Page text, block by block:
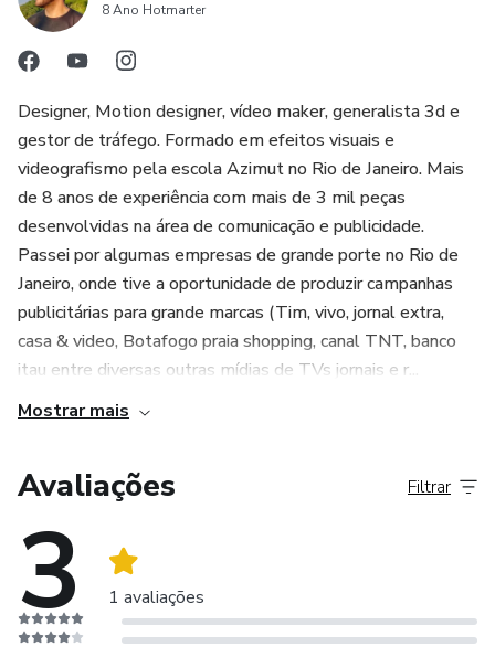
8 Ano Hotmarter
Designer, Motion designer, vídeo maker, generalista 3d e
gestor de tráfego. Formado em efeitos visuais e
videografismo pela escola Azimut no Rio de Janeiro. Mais
de 8 anos de experiência com mais de 3 mil peças
desenvolvidas na área de comunicação e publicidade.
Passei por algumas empresas de grande porte no Rio de
Janeiro, onde tive a oportunidade de produzir campanhas
publicitárias para grande marcas (Tim, vivo, jornal extra,
casa & video, Botafogo praia shopping, canal TNT, banco
itau entre diversas outras mídias de TVs jornais e r...
Mostrar mais
Avaliações
3 1 avaliações
Filtrar